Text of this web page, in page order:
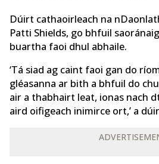
Dúirt cathaoirleach na
Patti Shields, go bhfuil
buartha faoi dhul abhaile.
‘Tá siad ag caint faoi gan do
gléasanna ar bith a bhfuil do
air a thabhairt leat, ionas nach
aird oifigeach inimirce ort,’ a